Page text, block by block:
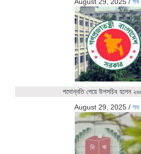
পদোন্নতি পেয়ে উপসচিব হলেন
August 29, 2025 / সব